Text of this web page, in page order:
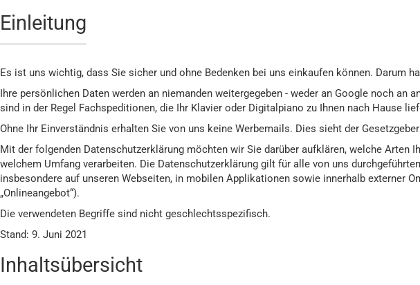
Einleitung
Es ist uns wichtig, dass Sie sicher und ohne Bedenken bei uns einkaufen können. Darum
Ihre persönlichen Daten werden an niemanden weitergegeben - weder an Google noch
sind in der Regel Fachspeditionen, die Ihr Klavier oder Digitalpiano zu Ihnen nach Hause
Ohne Ihr Einverständnis erhalten Sie von uns keine Werbemails. Dies sieht der
Mit der folgenden Datenschutzerklärung möchten wir Sie darüber aufklären, welche Arten
welchem Umfang verarbeiten. Die Datenschutzerklärung gilt für alle von uns
insbesondere auf unseren Webseiten, in mobilen Applikationen sowie innerhalb externer
„Onlineangebot“).
Die verwendeten Begriffe sind nicht geschlechtsspezifisch.
Stand: 9. Juni 2021
Inhaltsübersicht